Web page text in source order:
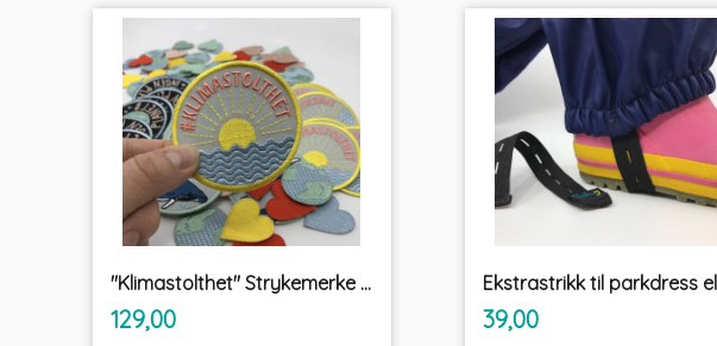
"Klimastolthet" Strykemerke PRYD
Pris
129,00mva.
Pris
39,00inkl.
mva.